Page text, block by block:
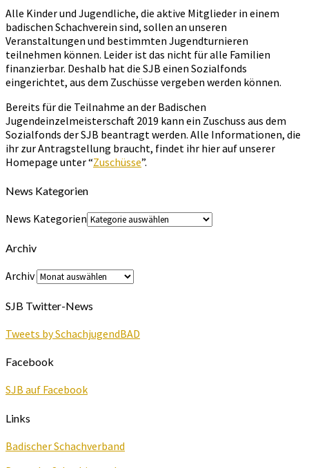
Alle Kinder und Jugendliche, die aktive Mitglieder in einem
badischen Schachverein sind, sollen an unseren
Veranstaltungen und bestimmten Jugendturnieren
teilnehmen können. Leider ist das nicht für alle Familien
finanzierbar. Deshalb hat die SJB einen Sozialfonds
eingerichtet, aus dem Zuschüsse vergeben werden können.
Bereits für die Teilnahme an der Badischen
Jugendeinzelmeisterschaft 2019 kann ein Zuschuss aus dem
Sozialfonds der SJB beantragt werden. Alle Informationen, die
ihr zur Antragstellung braucht, findet ihr hier auf unserer
Homepage unter “Zuschüsse”.
News Kategorien
News Kategorien
Archiv
Archiv
SJB Twitter-News
Tweets by SchachjugendBAD
Facebook
SJB auf Facebook
Links
Badischer Schachverband